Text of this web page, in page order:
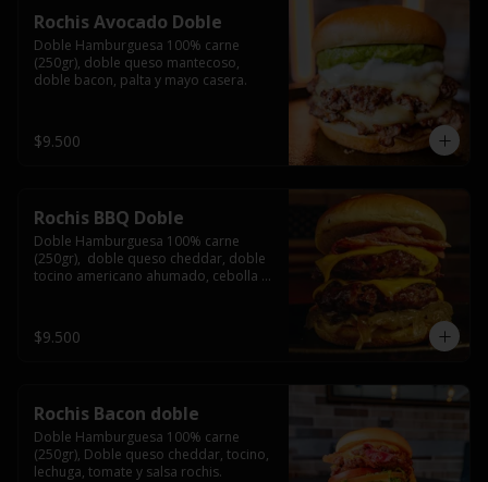
Rochis Avocado Doble
Doble Hamburguesa 100% carne
(250gr), doble queso mantecoso,
doble bacon, palta y mayo casera.
$9.500
Rochis BBQ Doble
Doble Hamburguesa 100% carne
(250gr),  doble queso cheddar, doble
tocino americano ahumado, cebolla
$9.500
Rochis Bacon doble
Doble Hamburguesa 100% carne
(250gr), Doble queso cheddar, tocino,
lechuga, tomate y salsa rochis.